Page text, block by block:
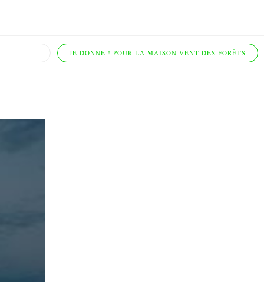
JE DONNE ! POUR LA MAISON VENT DES FORÊTS